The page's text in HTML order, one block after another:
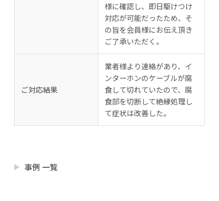
様に確認し、即日駆けつけ
対応が可能だったため、そ
の旨を会員様にお伝え頂き
ご了承いただく。
ご対応結果
業者様より連絡があり、イ
ンターホンのケーブルが腐
食して切れていたので、腐
食部を切断して絶縁処理し
て症状は改善した。
事例 一覧